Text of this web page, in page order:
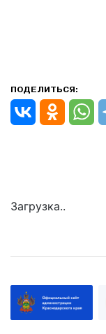
ПОДЕЛИТЬСЯ:
Загрузка..